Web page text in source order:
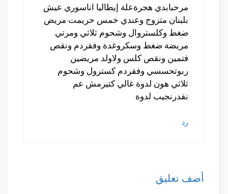
مرحبابدي هجرةعلة إيطاليا اناسوري عيش
بلبنان متزوج وعندي خمس حريمت مريض
ضغط وكلستروال وشحوم ثلاثي ومرتي
مريضة ضغط وسكروغدة وفقردم ونقص
فتمين ونقص كلس ولاولد مريضين
ربوتحسسي وفقردم كسترول وشحوم
ثلاثي هون لدوة غالي كتيرمش عم
نقدرنجيب لدوة
رد
أضف تعليق